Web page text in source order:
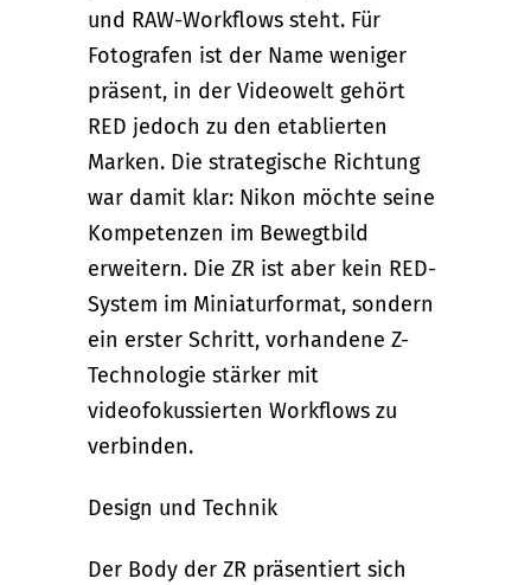
und RAW-Workflows steht. Für
Fotografen ist der Name weniger
präsent, in der Videowelt gehört
RED jedoch zu den etablierten
Marken. Die strategische Richtung
war damit klar: Nikon möchte seine
Kompetenzen im Bewegtbild
erweitern. Die ZR ist aber kein RED-
System im Miniaturformat, sondern
ein erster Schritt, vorhandene Z-
Technologie stärker mit
videofokussierten Workflows zu
verbinden.
Design und Technik
Der Body der ZR präsentiert sich